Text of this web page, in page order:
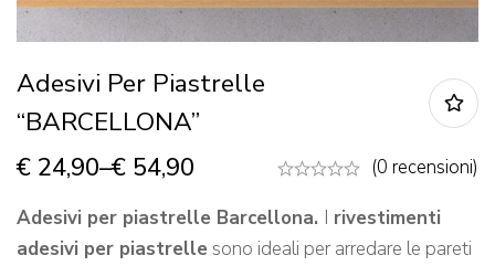
Adesivi Per Piastrelle
“BARCELLONA”
€ 24,90–€ 54,90
(0 recensioni)
Adesivi per piastrelle Barcellona. I rivestimenti
adesivi per piastrelle sono ideali per arredare le pareti